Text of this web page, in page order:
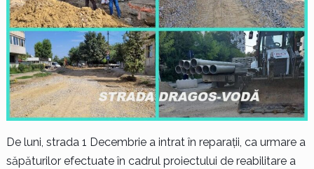
De luni, strada 1 Decembrie a intrat în reparații, ca urmare a
săpăturilor efectuate în cadrul proiectului de reabilitare a